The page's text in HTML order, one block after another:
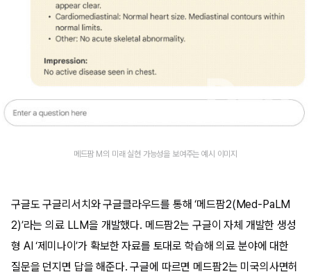
메드팜 M의 미래 실현 가능성을 보여주는 예시 이미지
구글도 구글리서치와 구글클라우드를 통해 ‘메드팜2(Med-PaLM
2)’라는 의료 LLM을 개발했다. 메드팜2는 구글이 자체 개발한 생성
형 AI ‘제미나이’가 확보한 자료를 토대로 학습해 의료 분야에 대한
질문을 던지면 답을 해준다. 구글에 따르면 메드팜2는 미국의사면허